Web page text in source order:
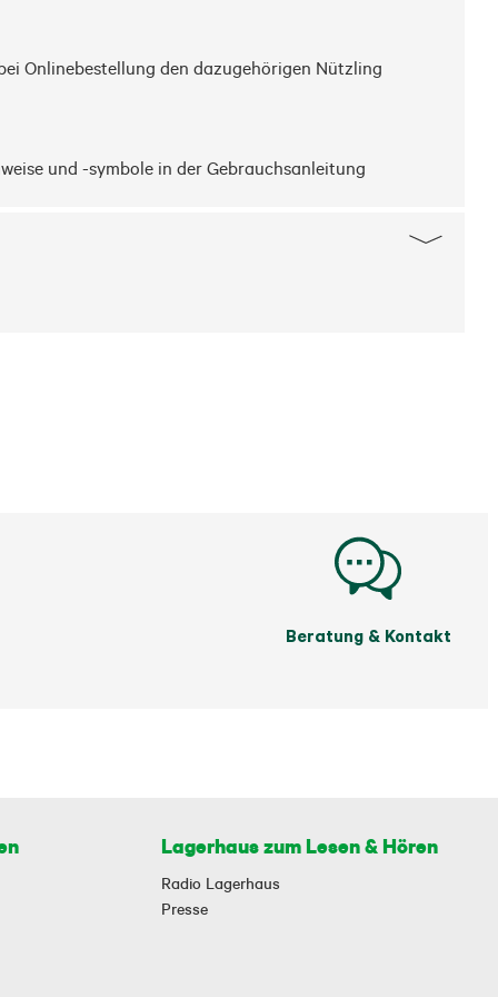
Onlinebestellung den dazugehörigen Nützling
und -symbole in der Gebrauchsanleitung
Beratung & Kontakt
Lagerhaus zum Lesen & Hören
Radio Lagerhaus
Presse